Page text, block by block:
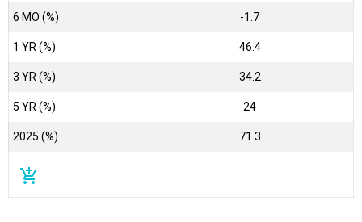
6 MO (%) -1.7
1 YR (%) 46.4
3 YR (%) 34.2
5 YR (%) 24
2025 (%) 71.3
add_shopping_cart